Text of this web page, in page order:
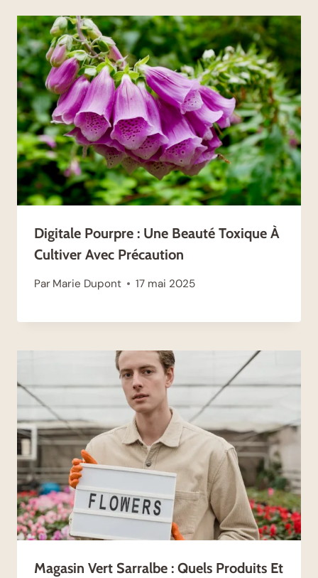
Digitale Pourpre : Une Beauté Toxique À
Cultiver Avec Précaution
Par Marie Dupont 17 mai 2025
Magasin Vert Sarralbe : Quels Produits Et